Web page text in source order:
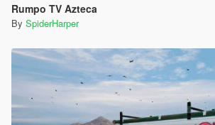
Rumpo TV Azteca
By SpiderHarper